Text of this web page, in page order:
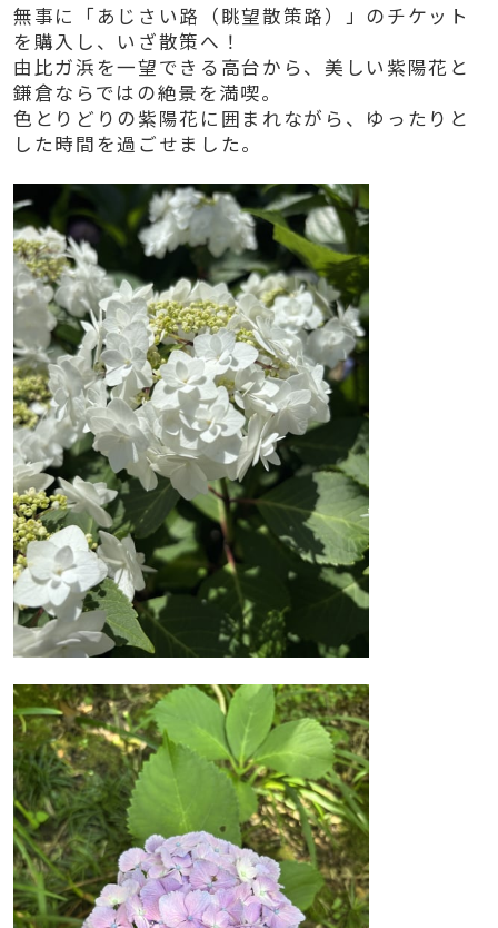
無事に「あじさい路（眺望散策路）」のチケット
を購入し、いざ散策へ！
由比ガ浜を一望できる高台から、美しい紫陽花と
鎌倉ならではの絶景を満喫。
色とりどりの紫陽花に囲まれながら、ゆったりと
した時間を過ごせました。